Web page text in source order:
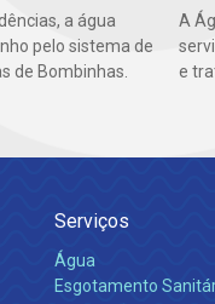
a água
pelo sistema de
de Bombinhas.
A
e
Serviços
Água
Esgotamento